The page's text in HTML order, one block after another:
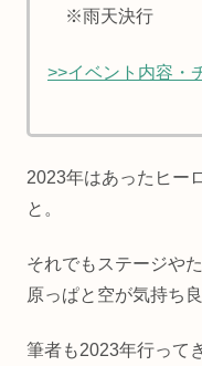
※雨天決行
>>イベント内容・
2023年はあったヒー
と。
それでもステージや
原っぱと空が気持ち
筆者も2023年行って